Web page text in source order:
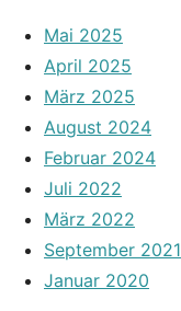
Mai 2025
April 2025
März 2025
August 2024
Februar 2024
Juli 2022
März 2022
September 2021
Januar 2020